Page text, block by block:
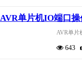
AVR单片机IO端口操
AVR单片
643